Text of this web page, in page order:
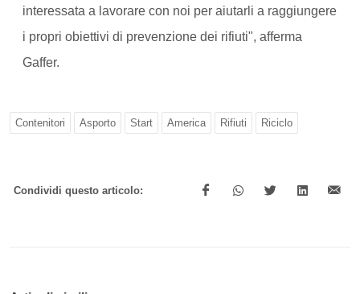
interessata a lavorare con noi per aiutarli a raggiungere
i propri obiettivi di prevenzione dei rifiuti", afferma
Gaffer.
Contenitori Asporto Start America Rifiuti Riciclo
Condividi questo articolo: